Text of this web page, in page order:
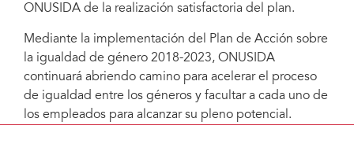
ONUSIDA de la realización satisfactoria del plan.
Mediante la implementación del Plan de Acción sobre
la igualdad de género 2018-2023, ONUSIDA
continuará abriendo camino para acelerar el proceso
de igualdad entre los géneros y facultar a cada uno de
los empleados para alcanzar su pleno potencial.